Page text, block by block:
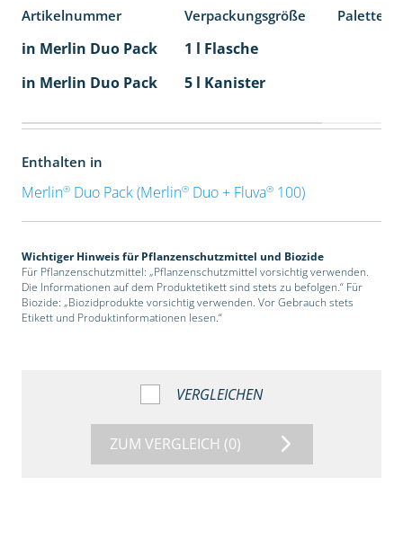
Artikelnummer Verpackungsgröße
in Merlin Duo Pack
1 l Flasche
in Merlin Duo Pack
5 l Kanister
Enthalten in
Merlin®Duo Pack (Merlin®Duo + Fluva®100)
Wichtiger Hinweis für Pflanzenschutzmittel und Biozide
Für Pflanzenschutzmittel: „Pflanzenschutzmittel vorsichtig verwenden.
Die Informationen auf dem Produktetikett sind stets zu befolgen.“ Für
Biozide: „Biozidprodukte vorsichtig verwenden. Vor Gebrauch stets
Etikett und Produktinformationen lesen.“
VERGLEICHEN
ZUM VERGLEICH (0)